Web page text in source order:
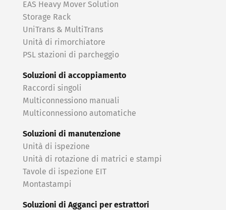
EAS Heavy Mover Solution
Storage Rack
UniTrans & MultiTrans
Unità di rimorchiatore
PSL stazioni di parcheggio
Soluzioni di accoppiamento
Raccordi singoli
Multiconnessiono manuali
Multiconnessiono automatiche
Soluzioni di manutenzione
Unità di ispezione
Unità di rotazione di matrici e stampi
Tavole di ispezione EIT
Montastampi
Soluzioni di Agganci per estrattori